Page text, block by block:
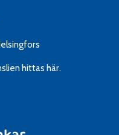
hittas här.